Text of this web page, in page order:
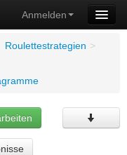
Anmelden
Roulettestrategien >